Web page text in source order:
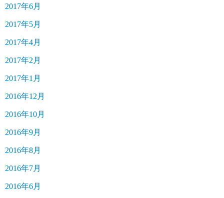
2017年6月
2017年5月
2017年4月
2017年2月
2017年1月
2016年12月
2016年10月
2016年9月
2016年8月
2016年7月
2016年6月